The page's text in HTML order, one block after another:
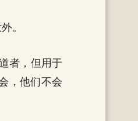
。
者，但用于
，他们不会